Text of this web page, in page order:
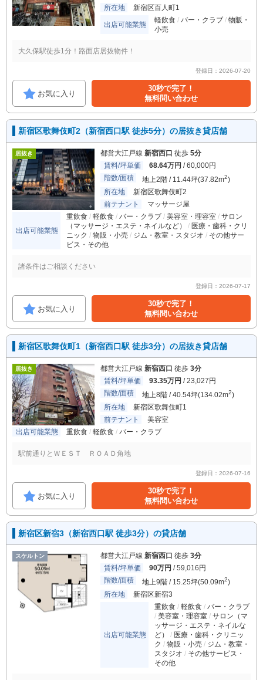
所在地
新宿区百人町1
出店可能業態
軽飲食 バー・クラブ
物販・
小売
大久保駅徒歩1分！路面店居抜物件！
登録日：2026-07-20
お気に入り
30秒で完了！
無料問い合わせ
新宿区歌舞伎町2（新宿西口駅 徒歩5分）の居抜き貸店舗
居抜き 都営大江戸線 新宿西口 徒歩 5分
賃料/坪単価
68.64万円 / 60,000円
階数/面積
地上2階 / 11.44坪(37.82m2)
所在地
新宿区歌舞伎町2
前テナント
マッサージ屋
出店可能業態
重飲食 軽飲食 バー・クラブ 美容室・理容室
サロン
（マッサージ・エステ・ネイルなど）
医療・歯科・クリ
ニック
物販・小売 ジム・教室・スタジオ
その他サー
ビス・その他
諸条件はご相談ください
登録日：2026-07-17
お気に入り
30秒で完了！
無料問い合わせ
新宿区歌舞伎町1（新宿西口駅 徒歩3分）の居抜き貸店舗
居抜き 都営大江戸線 新宿西口 徒歩 3分
賃料/坪単価
93.35万円 / 23,027円
階数/面積
地上8階 / 40.54坪(134.02m2)
所在地
新宿区歌舞伎町1
前テナント
美容室
出店可能業態
重飲食 軽飲食 バー・クラブ
駅前通りとＷＥＳＴ ＲＯＡＤ角地
登録日：2026-07-16
お気に入り
30秒で完了！
無料問い合わせ
新宿区新宿3（新宿西口駅 徒歩3分）の貸店舗
スケルトン 都営大江戸線 新宿西口 徒歩 3分
賃料/坪単価
90万円 / 59,016円
階数/面積
地上9階 / 15.25坪(50.09m2)
所在地
新宿区新宿3
出店可能業態
重飲食 軽飲食
バー・クラブ
美容室・理容室
サロン（マ
ッサージ・エステ・ネイルな
ど）
医療・歯科・クリニッ
ク
物販・小売
ジム・教室・
スタジオ
その他サービス・
その他